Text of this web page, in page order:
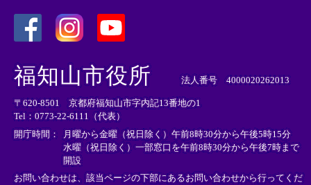
外
部
リ
ン
ク
＞
外
リ
ン
ク
＞
外
部
ン
ク
＞
福知山市役所 法人番号 4000020262013
〒620-8501 京都府福知山市字内記13番地の1
Tel：0773-22-6111（代表）
開庁時間：
月曜から金曜（祝日除く）午前8時30分から午後5時15分
水曜（祝日除く）一部窓口を午前8時30分から午後7時まで
開設
お問い合わせは、該当ページの下部にあるお問い合わせから行ってくだ